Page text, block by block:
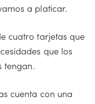
a platicar.
cuatro tarjetas que
que los
tengan.
cuenta con una